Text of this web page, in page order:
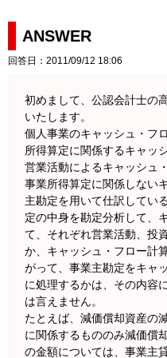
ANSWER
回答日：2011/09/12 18:06
初めまして、公認会計士の
いたします。
個人事業のキャッシュ・フ
所得算定に関係するキャッ
営業活動によるキャッシュ
事業所得算定に関係しない
主勘定を用いて仕訳してい
定の中身を勘定分析して、
て、それぞれ営業活動、投
か、キャッシュ・フロー計
がって、事業主勘定をキャ
に処理するかは、その内容
は言えません。
たとえば、減価償却資産の
に関係するもののみ減価償
の金額については、事業主